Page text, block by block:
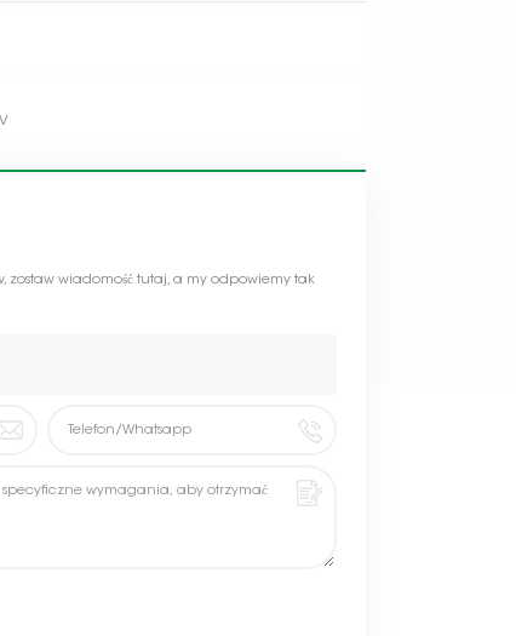
zostaw wiadomość tutaj, a my odpowiemy tak